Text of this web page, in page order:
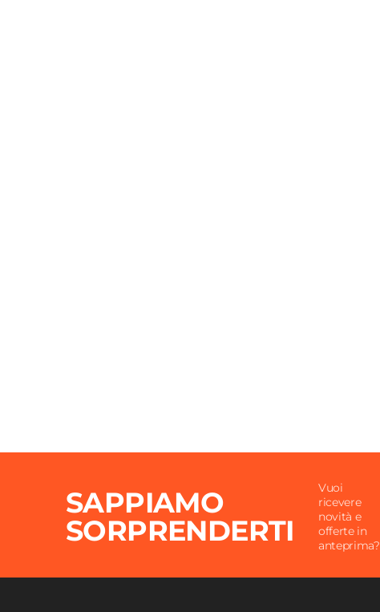
SAPPIAMO
SORPRENDERTI
Vuoi
ricevere
novità e
offerte in
anteprima?